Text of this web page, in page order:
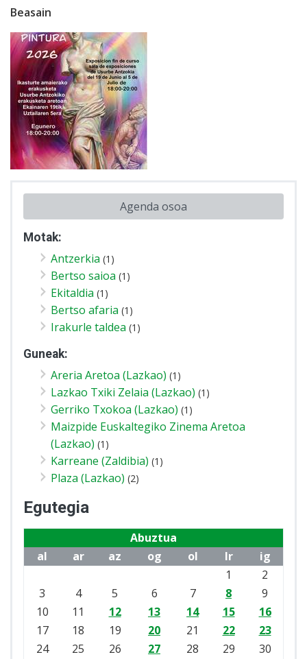
Beasain
Agenda osoa
Motak:
Antzerkia (1)
Bertso saioa (1)
Ekitaldia (1)
Bertso afaria (1)
Irakurle taldea (1)
Guneak:
Areria Aretoa (Lazkao) (1)
Lazkao Txiki Zelaia (Lazkao) (1)
Gerriko Txokoa (Lazkao) (1)
Maizpide Euskaltegiko Zinema Aretoa
(Lazkao) (1)
Karreane (Zaldibia) (1)
Plaza (Lazkao) (2)
Egutegia
Abuztua
al
ar az og ol lr
ig
1
2
3
4 5 6 7 8
9
10
11 12 13 14 15
16
17
18 19 20 21 22
23
24
25 26 27 28 29
30